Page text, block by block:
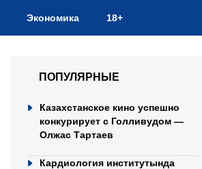
Экономика 18+
ПОПУЛЯРНЫЕ
Казахстанское кино успешно
конкурирует с Голливудом —
Олжас Тартаев
Кардиология институтында